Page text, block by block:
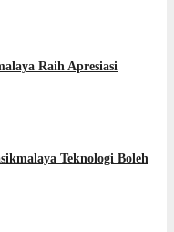
Raih Apresiasi
Teknologi Boleh